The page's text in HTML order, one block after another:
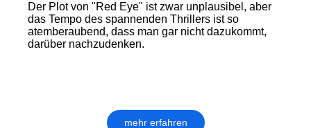
Der Plot von "Red Eye" ist zwar unplausibel, aber
das Tempo des spannenden Thrillers ist so
atemberaubend, dass man gar nicht dazukommt,
darüber nachzudenken.
mehr erfahren